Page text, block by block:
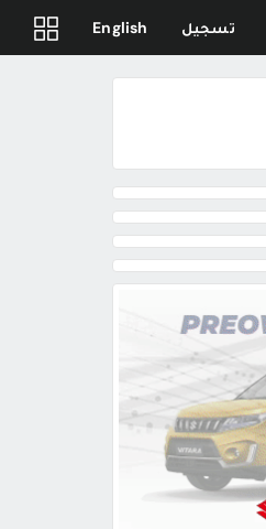
تسجيل English